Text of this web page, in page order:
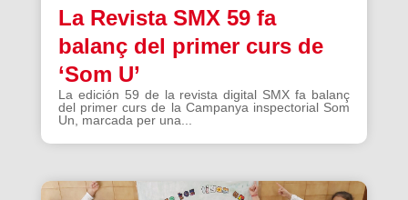
La Revista SMX 59 fa
balanç del primer curs de
‘Som U’
La edición 59 de la revista digital SMX fa balanç
del primer curs de la Campanya inspectorial Som
Un, marcada per una...